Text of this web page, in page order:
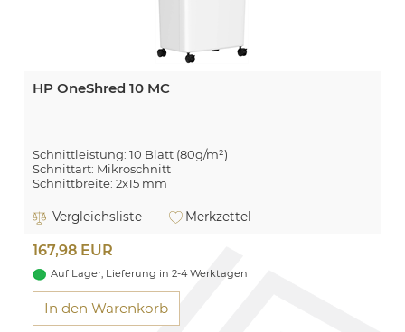
HP OneShred 10 MC
Schnittleistung: 10 Blatt (80g/m²)
Schnittart: Mikroschnitt
Schnittbreite: 2x15 mm
Sicherheitsstufe: P-5 (DIN 66399)
Herausziebarer Auffangbehälter: 20L
Geeignet für Büro- und Heftklammern & Kreditkarten
4 Rollen
Vergleichsliste Merkzettel
167,98 EUR
Auf Lager, Lieferung in 2-4 Werktagen
In den Warenkorb